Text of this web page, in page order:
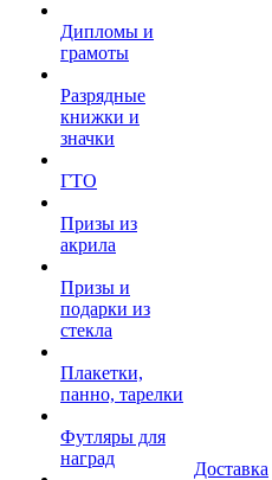
Дипломы и
грамоты
Разрядные
книжки и
значки
ГТО
Призы из
акрила
Призы и
подарки из
стекла
Плакетки,
панно, тарелки
Футляры для
наград
Доставка